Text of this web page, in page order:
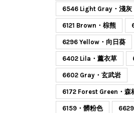
6546 Light Gray・淺灰
6121 Brown・棕熊
6296 Yellow・向日葵
6402 Lila・薰衣草
6602 Gray・玄武岩
6172 Forest Green・森
6159・髒粉色